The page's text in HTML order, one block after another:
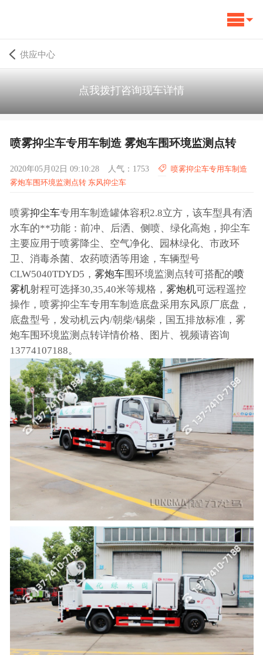
供应中心
点我拨打咨询现车详情
喷雾抑尘车专用车制造 雾炮车围环境监测点转
2020年05月02日 09:10:28 人气：1753
喷雾抑尘车专用车制造
雾炮车围环境监测点转 东风抑尘车
喷雾抑尘车专用车制造罐体容积2.8立方，该车型具有洒
水车的**功能：前冲、后洒、侧喷、绿化高炮，抑尘车
主要应用于喷雾降尘、空气净化、园林绿化、市政环
卫、消毒杀菌、农药喷洒等用途，车辆型号
CLW5040TDYD5， 雾炮车围环境监测点转可搭配的喷
雾机射程可选择30,35,40米等规格， 雾炮机可远程遥控
操作，喷雾抑尘车专用车制造底盘采用东风原厂底盘，
底盘型号，发动机云内/朝柴/锡柴，国五排放标准，雾
炮车围环境监测点转详情价格、图片、视频请咨询
13774107188。